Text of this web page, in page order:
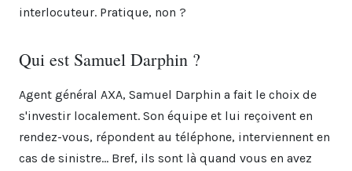
interlocuteur. Pratique, non ?
Qui est Samuel Darphin ?
Agent général AXA, Samuel Darphin a fait le choix de
s'investir localement. Son équipe et lui reçoivent en
rendez-vous, répondent au téléphone, interviennent en
cas de sinistre... Bref, ils sont là quand vous en avez